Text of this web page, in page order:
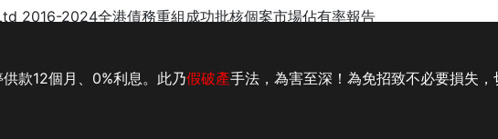
2016-2024全港債務重組成功批核個案市場佔有率報告
私隱聲明
款12個月、0%利息。此乃假破產手法，為害至深！為免招致不必要損失